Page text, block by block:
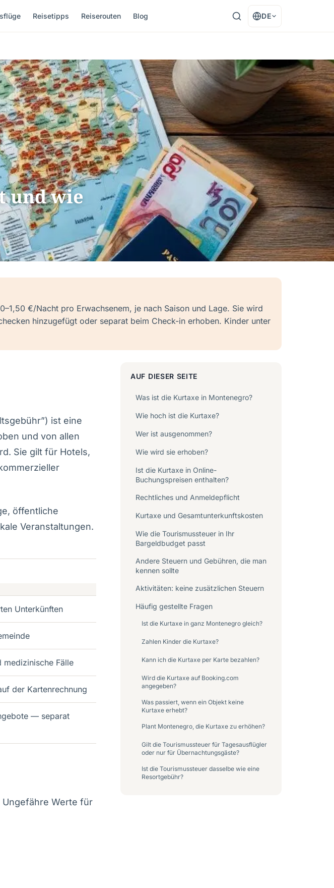
Reisetipps Reiserouten Blog DE
und wie
€/Nacht pro Erwachsenem, je nach Saison und Lage. Sie wird
hinzugefügt oder separat beim Check-in erhoben. Kinder unter
ist eine
und von allen
Sie gilt für Hotels,
öffentliche
Veranstaltungen.
Unterkünften
medizinische Fälle
der Kartenrechnung
— separat
Ungefähre Werte für
AUF DIESER SEITE
Was ist die Kurtaxe in Montenegro?
Wie hoch ist die Kurtaxe?
Wer ist ausgenommen?
Wie wird sie erhoben?
Ist die Kurtaxe in Online-
Buchungspreisen enthalten?
Rechtliches und Anmeldepflicht
Kurtaxe und Gesamtunterkunftskosten
Wie die Tourismussteuer in Ihr
Bargeldbudget passt
Andere Steuern und Gebühren, die man
kennen sollte
Aktivitäten: keine zusätzlichen Steuern
Häufig gestellte Fragen
Ist die Kurtaxe in ganz Montenegro gleich?
Zahlen Kinder die Kurtaxe?
Kann ich die Kurtaxe per Karte bezahlen?
Wird die Kurtaxe auf Booking.com
angegeben?
Was passiert, wenn ein Objekt keine
Kurtaxe erhebt?
Plant Montenegro, die Kurtaxe zu erhöhen?
Gilt die Tourismussteuer für Tagesausflügler
oder nur für Übernachtungsgäste?
Ist die Tourismussteuer dasselbe wie eine
Resortgebühr?